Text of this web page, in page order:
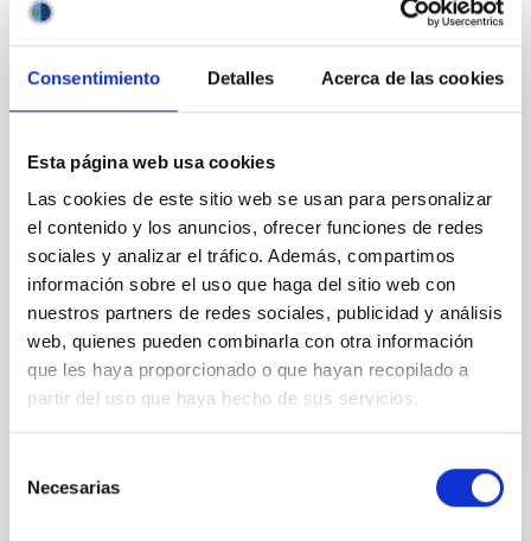
Consentimiento Detalles Acerca de las cookies
Esta página web usa cookies
Las cookies de este sitio web se usan para personalizar
el contenido y los anuncios, ofrecer funciones de redes
sociales y analizar el tráfico. Además, compartimos
información sobre el uso que haga del sitio web con
nuestros partners de redes sociales, publicidad y análisis
web, quienes pueden combinarla con otra información
que les haya proporcionado o que hayan recopilado a
partir del uso que haya hecho de sus servicios.
Necesarias
Laguna (ULL) e investigador del Instituto de
Astrofísica de Canarias (IAC) Artemio Herrero Davó
Investigación en la categoría general, un
científica y su contribución al avance de la astrofísica.
La entrega del galardón tuvo lugar durante el acto del
Día Institucional de la Universidad de La Laguna ,
celebrado en el Paraninfo con motivo del 234
aniversario de la fundación de la institución
académica. En la misma ceremonia también se
Fecha de publicación 12/03/2026 - 17:07:52